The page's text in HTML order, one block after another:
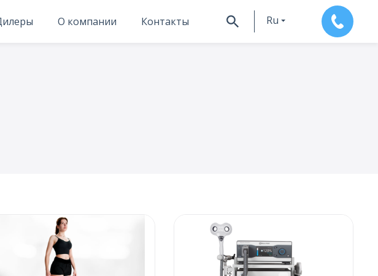
О компании Контакты Ru